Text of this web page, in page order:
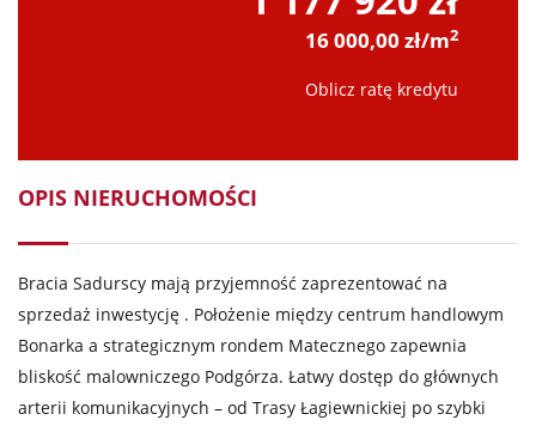
16 000,00 zł/m2
Oblicz ratę kredytu
OPIS NIERUCHOMOŚCI
Bracia Sadurscy mają przyjemność zaprezentować na
sprzedaż inwestycję . Położenie między centrum handlowym
Bonarka a strategicznym rondem Matecznego zapewnia
bliskość malowniczego Podgórza. Łatwy dostęp do głównych
arterii komunikacyjnych – od Trasy Łagiewnickiej po szybki